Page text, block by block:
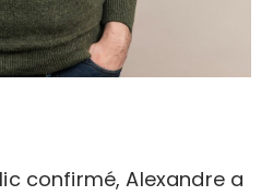
confirmé, Alexandre a